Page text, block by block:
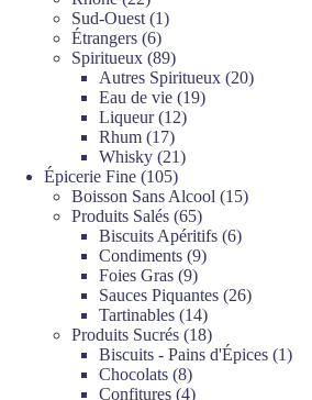
produits
Sud-Ouest 11
Étrangers 66
produits
Spiritueux 8989
produits
Autres Spiritueux 2020
Eau de vie 1919
Liqueur 1212
Rhum 1717
produits
Whisky 2121
Épicerie Fine 105105
produits
Boisson Sans Alcool 1515
Produits Salés 6565
produits
Biscuits Apéritifs 66
Condiments 99
Foies Gras 99
produits
Sauces Piquantes 2626
Tartinables 1414
produits
Produits Sucrés 1818
produits
Biscuits - Pains d'Épices 11
Chocolats 88
produits
Confitures 44